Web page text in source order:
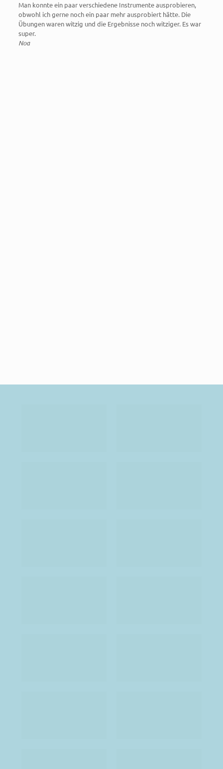
Man konnte ein paar verschiedene Instrumente ausprobieren,
obwohl ich gerne noch ein paar mehr ausprobiert hätte. Die
Übungen waren witzig und die Ergebnisse noch witziger. Es war
super.
Noa